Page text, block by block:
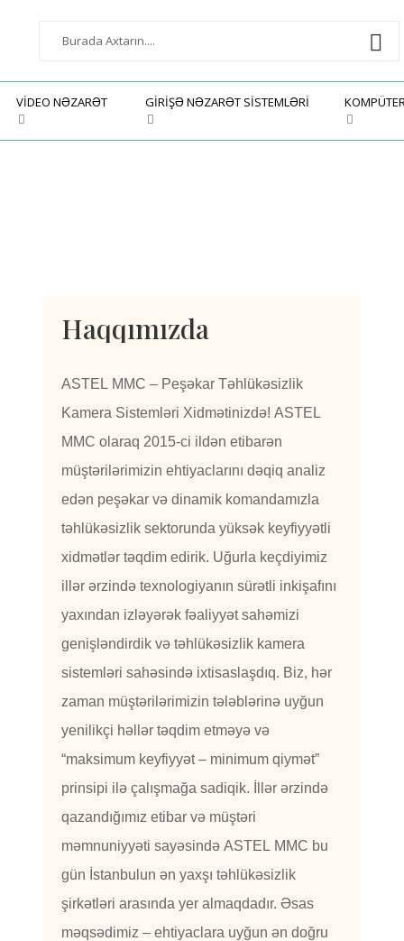
VIDEO NƏZARƏT GIRIŞƏ NƏZARƏT SISTEMLƏRI
Haqqımızda
ASTEL MMC – Peşəkar Təhlükəsizlik
Kamera Sistemləri Xidmətinizdə! ASTEL
MMC olaraq 2015-ci ildən etibarən
müştərilərimizin ehtiyaclarını dəqiq analiz
edən peşəkar və dinamik komandamızla
təhlükəsizlik sektorunda yüksək keyfiyyətli
xidmətlər təqdim edirik. Uğurla keçdiyimiz
illər ərzində texnologiyanın sürətli inkişafını
yaxından izləyərək fəaliyyət sahəmizi
genişləndirdik və təhlükəsizlik kamera
sistemləri sahəsində ixtisaslaşdıq. Biz, hər
zaman müştərilərimizin tələblərinə uyğun
yenilikçi həllər təqdim etməyə və
“maksimum keyfiyyət – minimum qiymət”
prinsipi ilə çalışmağa sadiqik. İllər ərzində
qazandığımız etibar və müştəri
məmnuniyyəti sayəsində ASTEL MMC bu
gün İstanbulun ən yaxşı təhlükəsizlik
şirkətləri arasında yer almaqdadır. Əsas
məqsədimiz – ehtiyaclara uyğun ən doğru